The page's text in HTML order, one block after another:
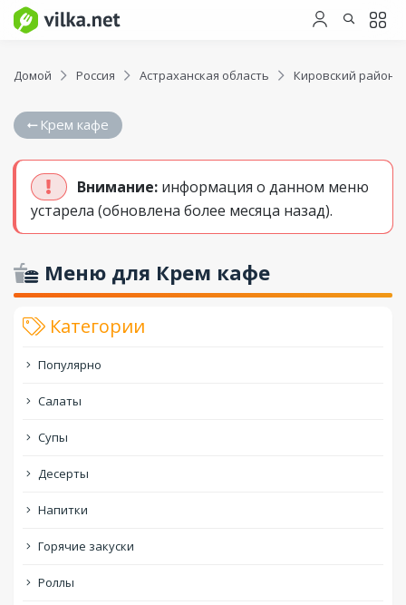
Домой Россия Астраханская область Кировский район
Крем кафе
Внимание: информация о данном меню
устарела (обновлена более месяца назад).
Меню для Крем кафе
Категории
Популярно
Салаты
Супы
Десерты
Напитки
Горячие закуски
Роллы